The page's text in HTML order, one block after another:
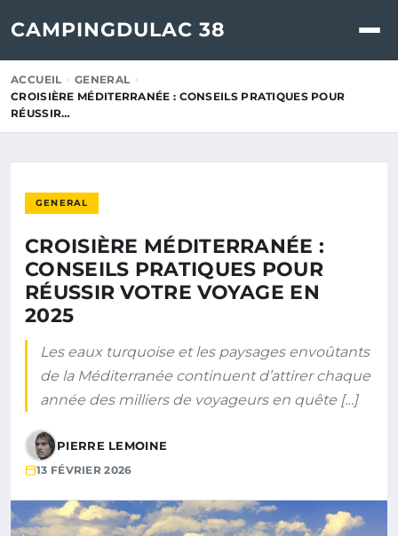
CAMPINGDULAC 38
ACCUEIL
GENERAL
CROISIÈRE MÉDITERRANÉE : CONSEILS PRATIQUES POUR
RÉUSSIR…
GENERAL
CROISIÈRE MÉDITERRANÉE :
CONSEILS PRATIQUES POUR
RÉUSSIR VOTRE VOYAGE EN
2025
Les eaux turquoise et les paysages envoûtants
de la Méditerranée continuent d’attirer chaque
année des milliers de voyageurs en quête […]
PIERRE LEMOINE
13 FÉVRIER 2026